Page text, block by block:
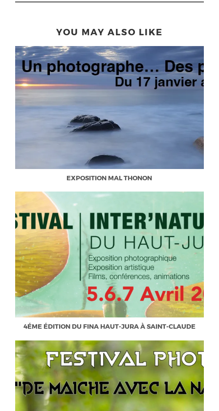
YOU MAY ALSO LIKE
EXPOSITION MAL THONON
4ÉME ÉDITION DU FINA HAUT-JURA À SAINT-CLAUDE